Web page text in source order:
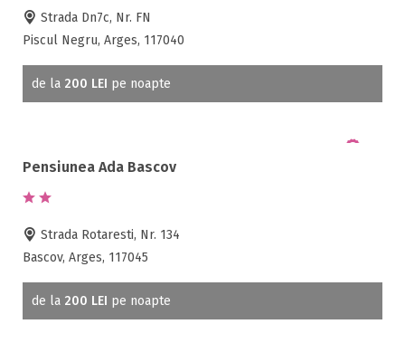
Strada Dn7c, Nr. FN
Piscul Negru, Arges, 117040
de la 200 LEI pe noapte
Pensiunea Ada Bascov
Strada Rotaresti, Nr. 134
Bascov, Arges, 117045
de la 200 LEI pe noapte